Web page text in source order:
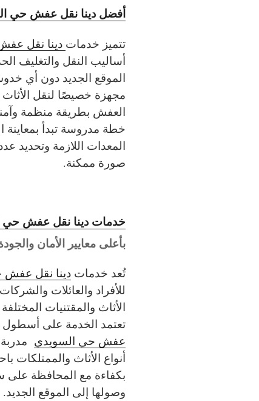
أفضل دينا نقل عفش حي
تتميز خدمات دينا نقل
أساليب النقل والتغليف
الموقع الجديد دون أي
مجهزة خصيصًا لنقل
العفش بطريقة منظمة
خطة مدروسة تبدأ بمعاينة
المعدات اللازمة وتحديد
صورة ممكنة.
خدمات دينا نقل عفش حي
بأعلى معايير الأمان
تُعد خدمات دينا نقل عفش
للأفراد والعائلات
الأثاث والمقتنيات
تعتمد الخدمة على أسطول
عفش حي السويدي
أنواع الأثاث والممتلكات
بكفاءة مع المحافظة على
وصولها إلى الموقع الجديد.